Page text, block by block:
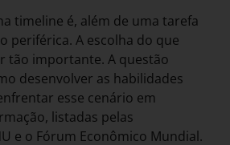
timeline é, além de uma tarefa
periférica. A escolha do que
tão importante. A questão
desenvolver as habilidades
esse cenário em
listadas pelas
e o Fórum Econômico Mundial.